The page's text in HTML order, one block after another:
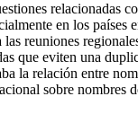
relacionadas
en los países
reuniones
que eviten una
la relación entre
sobre nombres